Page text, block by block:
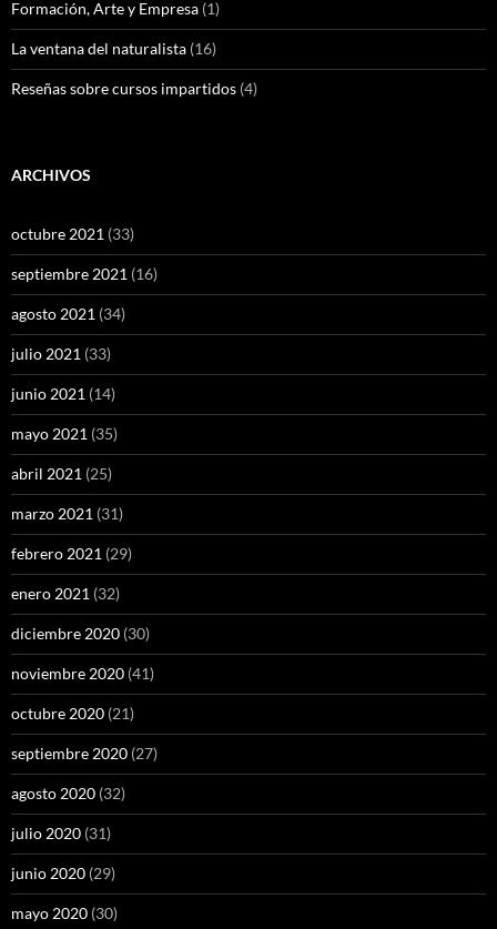
Formación, Arte y Empresa (1)
La ventana del naturalista (16)
Reseñas sobre cursos impartidos (4)
ARCHIVOS
octubre 2021 (33)
septiembre 2021 (16)
agosto 2021 (34)
julio 2021 (33)
junio 2021 (14)
mayo 2021 (35)
abril 2021 (25)
marzo 2021 (31)
febrero 2021 (29)
enero 2021 (32)
diciembre 2020 (30)
noviembre 2020 (41)
octubre 2020 (21)
septiembre 2020 (27)
agosto 2020 (32)
julio 2020 (31)
junio 2020 (29)
mayo 2020 (30)